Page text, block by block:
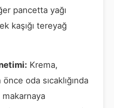
pancetta yağı
kaşığı tereyağ
Krema,
oda sıcaklığında
makarnaya